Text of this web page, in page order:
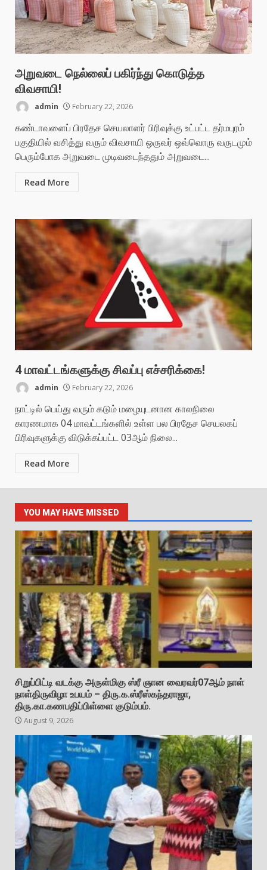
அறுவடை நெல்லைப் பகிர்ந்து கொடுத்த
விவசாயி!
admin February 22, 2026
கண்டாவளைப் பிரதேச செயலாளர் பிரிவுக்கு உட்பட்ட தர்மபுரம்
பகுதியில் வசித்து வரும் விவசாயி ஒருவர் ஒவ்வொரு வருடமும்
பெரும்போக அறுவடை முடிவடைந்ததும் அறுவடை...
Read More
4 மாவட்டங்களுக்கு சிவப்பு எச்சரிக்கை!
admin February 22, 2026
நாட்டில் பெய்து வரும் கடும் மழையுடனான காலநிலை
காரணமாக 04 மாவட்டங்களில் உள்ள பல பிரதேச செயலகப்
பிரிவுகளுக்கு விடுக்கப்பட்ட 03ஆம் நிலை...
Read More
YOU MAY HAVE MISSED
சிறுப்பிட்டி வடக்கு அருள்மிகு ஸ்ரீ ஞான வைரவர்07ஆம் நாள்
நாள்திருவிழா உபயம் – திரு.க.ஸ்ரீஸ்கந்தராஜா,
திரு.கா.கணபதிப்பிள்ளை குடும்பம்.
August 9, 2026